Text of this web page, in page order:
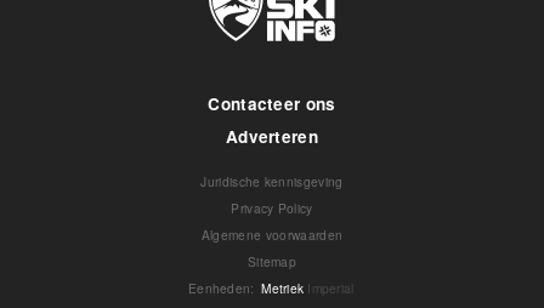
Contacteer ons
Adverteren
Juridische kennisgeving
Privacy Policy
Algemene voorwaarden
Sitemap
Eenheden: Metriek Imperial